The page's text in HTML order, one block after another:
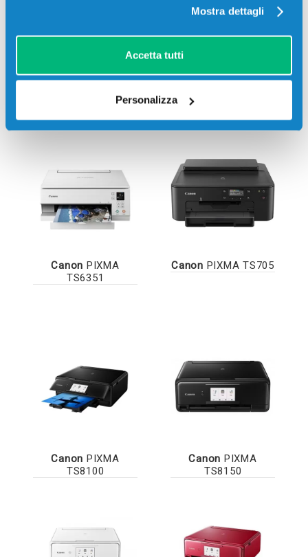
Mostra dettagli
Accetta tutti
Personalizza
PIXMA
TS6251
Canon
TS6350
Canon PIXMA
TS6351
Canon PIXMA TS705
Canon PIXMA
TS8100
Canon PIXMA
TS8150